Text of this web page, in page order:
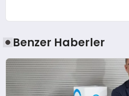
Benzer Haberler